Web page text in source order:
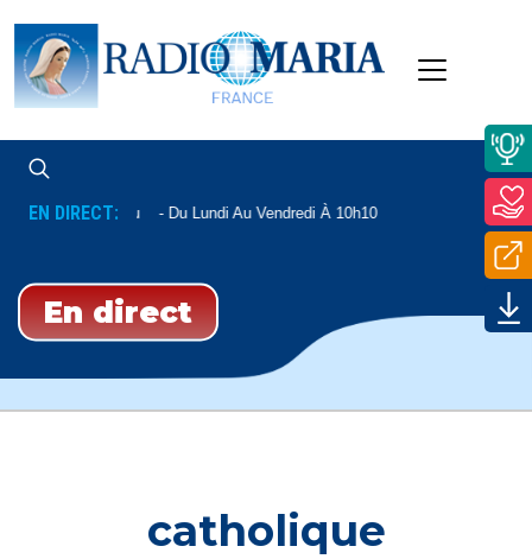
EN DIRECT:
Du Père Mathieu Du Lundi Au Vendredi À 10h10
En direct
catholique